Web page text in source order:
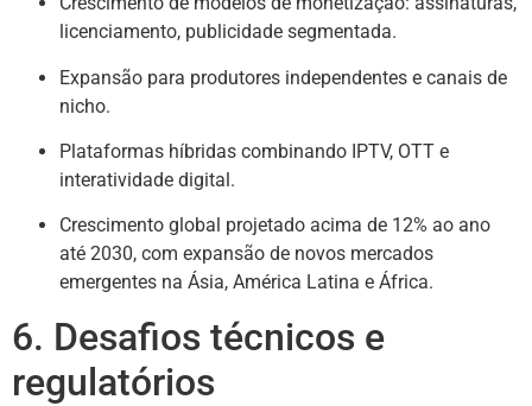
licenciamento, publicidade segmentada.
Expansão para produtores independentes e canais de
nicho.
Plataformas híbridas combinando IPTV, OTT e
interatividade digital.
Crescimento global projetado acima de 12% ao ano
até 2030, com expansão de novos mercados
emergentes na Ásia, América Latina e África.
6. Desafios técnicos e
regulatórios